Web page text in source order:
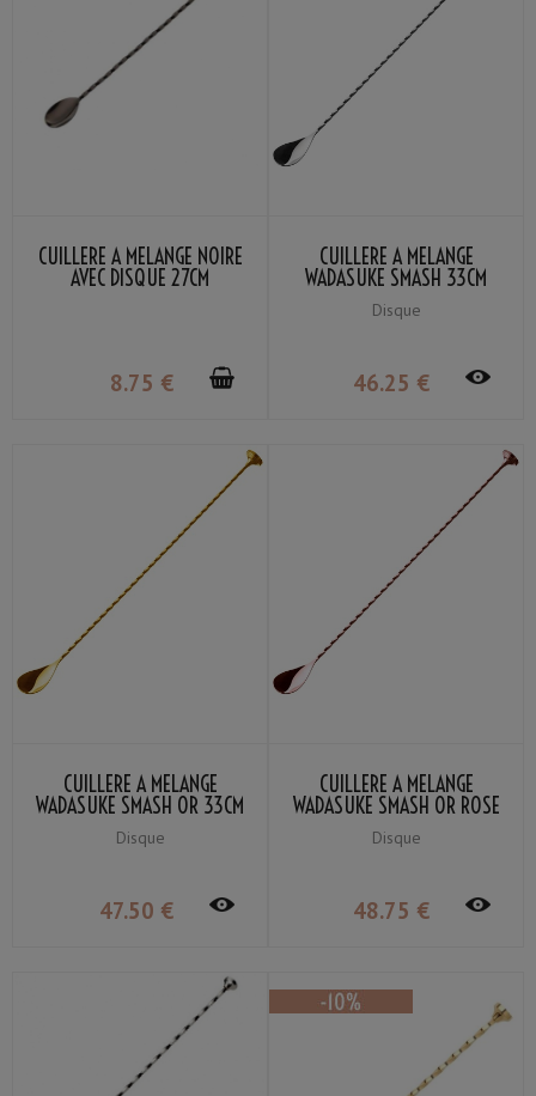
CUILLÈRE À MÉLANGE NOIRE
AVEC DISQUE 27CM
8.75 €
CUILLÈRE À MÉLANGE
WADASUKE SMASH 33CM
Disque
46.25 €
CUILLÈRE À MÉLANGE
WADASUKE SMASH OR 33CM
Disque
47.50 €
CUILLÈRE À MÉLANGE
WADASUKE SMASH OR ROSE
33CM
Disque
48.75 €